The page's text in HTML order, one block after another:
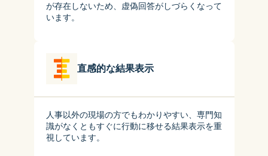
が存在しないため、虚偽回答がしづらくなって
います。
直感的な結果表示
人事以外の現場の方でもわかりやすい、専門知
識がなくともすぐに行動に移せる結果表示を重
視しています。